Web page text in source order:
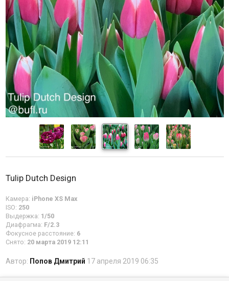
Tulip Dutch Design
Камера: iPhone XS Max
ISO: 250
Выдержка: 1/50
Диафрагма: F/2.3
Фокусное расстояние: 6
Снято: 20 марта 2019 12:11
Автор: Попов Дмитрий 17 апреля 2019 06:35